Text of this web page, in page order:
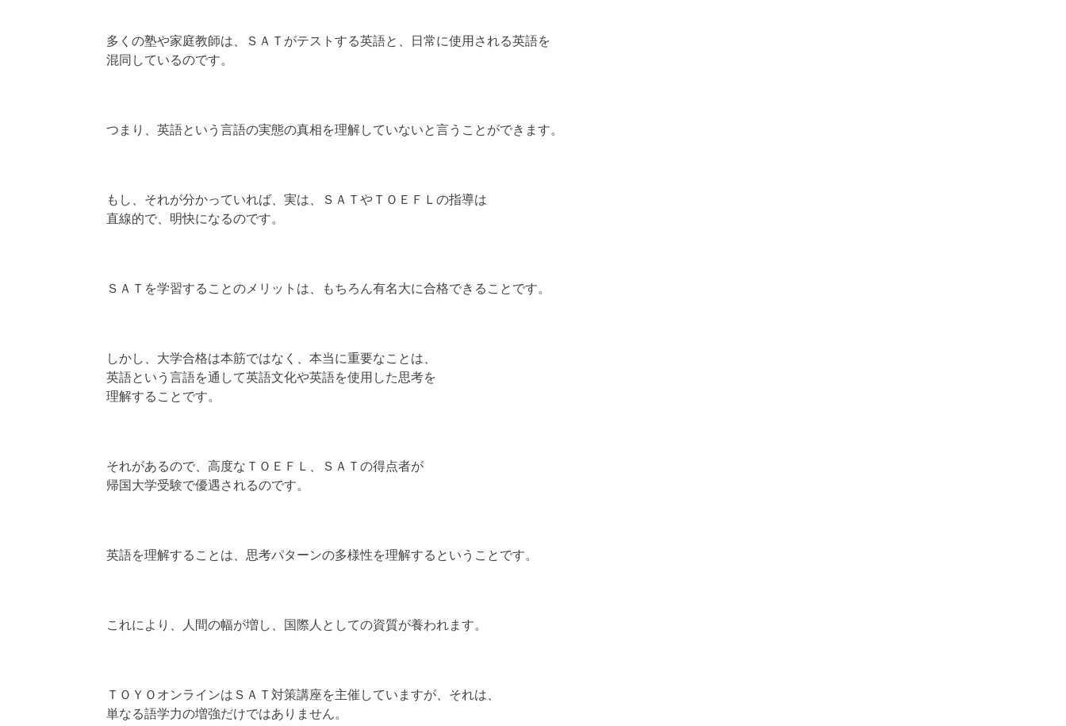
多くの塾や家庭教師は、ＳＡＴがテストする英語と、日常に使用される英語を
混同しているのです。
つまり、英語という言語の実態の真相を理解していないと言うことができます。
もし、それが分かっていれば、実は、ＳＡＴやＴＯＥＦＬの指導は
直線的で、明快になるのです。
ＳＡＴを学習することのメリットは、もちろん有名大に合格できることです。
しかし、大学合格は本筋ではなく、本当に重要なことは、
英語という言語を通して英語文化や英語を使用した思考を
理解することです。
それがあるので、高度なＴＯＥＦＬ、ＳＡＴの得点者が
帰国大学受験で優遇されるのです。
英語を理解することは、思考パターンの多様性を理解するということです。
これにより、人間の幅が増し、国際人としての資質が養われます。
ＴＯＹＯオンラインはＳＡＴ対策講座を主催していますが、それは、
単なる語学力の増強だけではありません。